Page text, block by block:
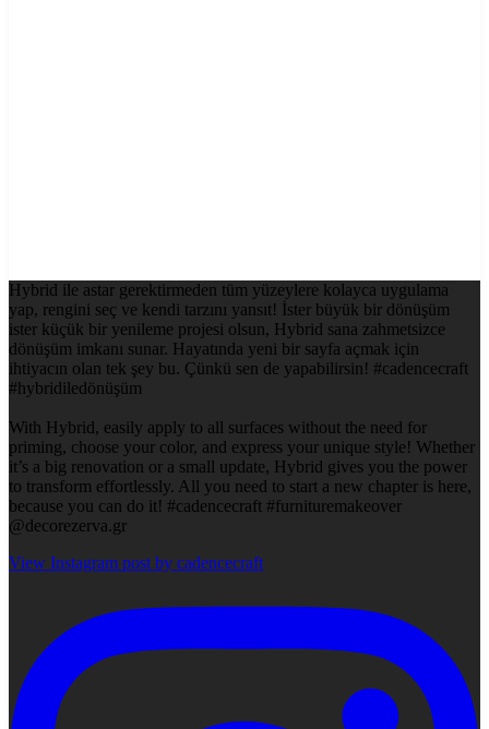
Hybrid ile astar gerektirmeden tüm yüzeylere kolayca uygulama
yap, rengini seç ve kendi tarzını yansıt! İster büyük bir dönüşüm
ister küçük bir yenileme projesi olsun, Hybrid sana zahmetsizce
dönüşüm imkanı sunar. Hayatında yeni bir sayfa açmak için
ihtiyacın olan tek şey bu. Çünkü sen de yapabilirsin! #cadencecraft
#hybridiledönüşüm
With Hybrid, easily apply to all surfaces without the need for
priming, choose your color, and express your unique style! Whether
it’s a big renovation or a small update, Hybrid gives you the power
to transform effortlessly. All you need to start a new chapter is here,
because you can do it! #cadencecraft #furnituremakeover
@decorezerva.gr
View Instagram post by cadencecraft